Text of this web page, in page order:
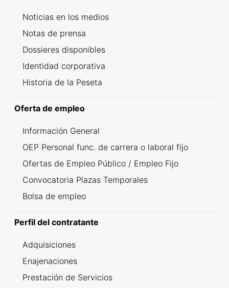
Noticias en los medios
Notas de prensa
Dossieres disponibles
Identidad corporativa
Historia de la Peseta
Oferta de empleo
Información General
OEP Personal func. de carrera o laboral fijo
Ofertas de Empleo Público / Empleo Fijo
Convocatoria Plazas Temporales
Bolsa de empleo
Perfil del contratante
Adquisiciones
Enajenaciones
Prestación de Servicios